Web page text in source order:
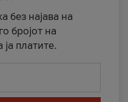
без најава на
бројот на
платите.